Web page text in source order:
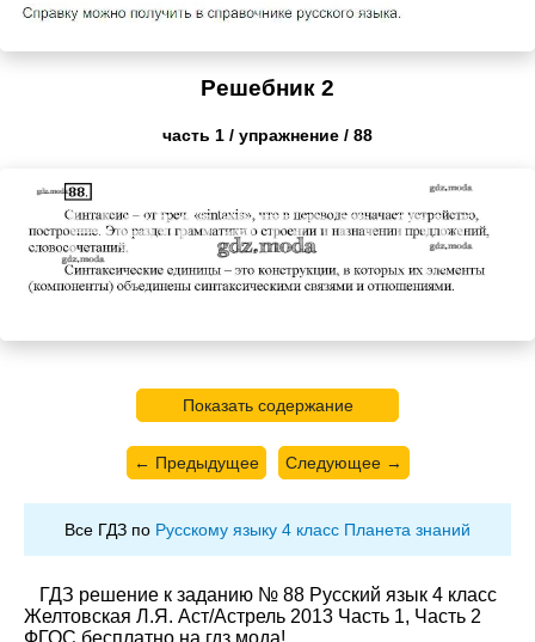
Решебник 2
часть 1 / упражнение / 88
Показать содержание
← Предыдущее Следующее →
Все ГДЗ по Русскому языку 4 класс Планета знаний
ГДЗ решение к заданию № 88 Русский язык 4 класс
Желтовская Л.Я. Аст/Астрель 2013 Часть 1, Часть 2